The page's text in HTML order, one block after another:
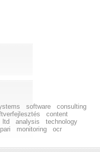
software
consulting
content
ltd analysis
technology
monitoring
ocr